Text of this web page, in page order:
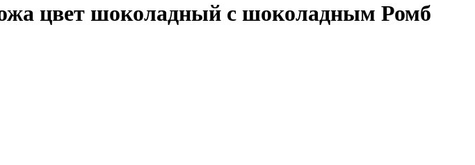
цвет шоколадный с шоколадным Ромб